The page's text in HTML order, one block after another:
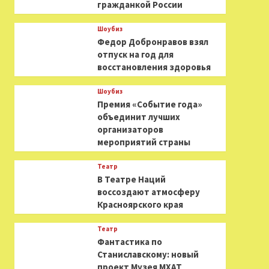
гражданкой России
Шоубиз
Федор Добронравов взял
отпуск на год для
восстановления здоровья
Шоубиз
Премия «Событие года»
объединит лучших
организаторов
мероприятий страны
Театр
В Театре Наций
воссоздают атмосферу
Красноярского края
Театр
Фантастика по
Станиславскому: новый